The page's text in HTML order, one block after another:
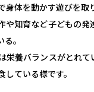
身体を動かす遊びを取
や知育など子どもの発
。
栄養バランスがとれて
している様です。